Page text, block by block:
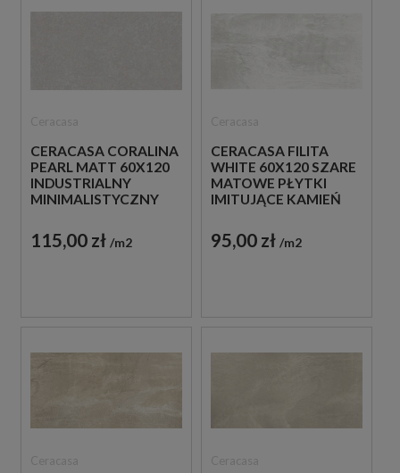
CERACASA CORALINA
PEARL MATT 60X120
INDUSTRIALNY
MINIMALISTYCZNY
115,00 zł m2
CERACASA FILITA
WHITE 60X120 SZARE
MATOWE PŁYTKI
IMITUJĄCE KAMIEŃ
95,00 zł m2